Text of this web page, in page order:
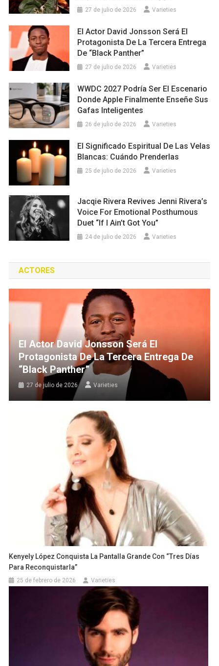
27 de julio de 2026 Varieties
El Actor David Jonsson Será El
Protagonista De La Tercera Entrega
De “Black Panther”
27 de julio de 2026 Varieties
WWDC 2027 Podría Ser El Escenario
Donde Apple Finalmente Enseñe Sus
Gafas Inteligentes
26 de julio de 2026 Varieties
El Significado Espiritual De Las Velas
Blancas: Cuándo Prenderlas
25 de julio de 2026 Varieties
Jacqie Rivera Revives Jenni Rivera’s
Voice For Emotional Posthumous
Duet “If I Ain’t Got You”
24 de julio de 2026 Varieties
ACTORES
El Actor David Jonsson Será El
Protagonista De La Tercera Entrega De
“Black Panther”
27 de julio de 2026 Varieties
Kenyely López Conquista La Pantalla Grande Con “Tres Días
Para Reconquistarla”
25 de febrero de 2026 Varieties